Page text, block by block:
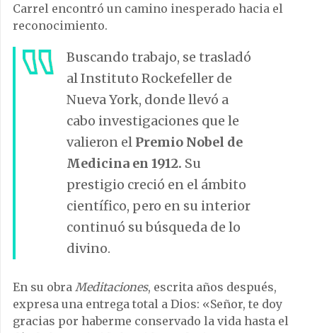
Carrel encontró un camino inesperado hacia el
reconocimiento.
Buscando trabajo, se trasladó
al Instituto Rockefeller de
Nueva York, donde llevó a
cabo investigaciones que le
valieron el Premio Nobel de
Medicina en 1912. Su
prestigio creció en el ámbito
científico, pero en su interior
continuó su búsqueda de lo
divino.
En su obra Meditaciones, escrita años después,
expresa una entrega total a Dios: «Señor, te doy
gracias por haberme conservado la vida hasta el